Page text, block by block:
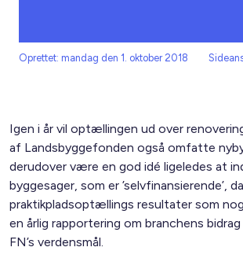
Oprettet: mandag den 1. oktober 2018
Igen i år vil optællingen ud over
af Landsbyggefonden også omfatte
derudover være en god idé ligeledes at
byggesager, som er ’selvfinansierende’, da
praktikpladsoptællings resultater som
en årlig rapportering om branchens
FN’s verdensmål.